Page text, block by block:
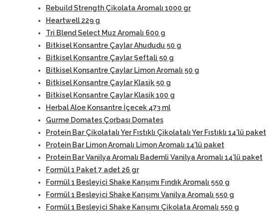
Rebuild Strength Çikolata Aromalı 1000 gr
Heartwell 229 g
Tri Blend Select Muz Aromalı 600 g
Bitkisel Konsantre Çaylar Ahududu 50 g
Bitkisel Konsantre Çaylar Şeftali 50 g
Bitkisel Konsantre Çaylar Limon Aromalı 50 g
Bitkisel Konsantre Çaylar Klasik 50 g
Bitkisel Konsantre Çaylar Klasik 100 g
Herbal Aloe Konsantre İçecek 473 ml
Gurme Domates Çorbası Domates
Protein Bar Çikolatalı Yer Fıstıklı Çikolatalı Yer Fıstıklı 14’lü paket
Protein Bar Limon Aromalı Limon Aromalı 14’lü paket
Protein Bar Vanilya Aromalı Bademli Vanilya Aromalı 14’lü paket
Formül 1 Paket 7 adet 26 gr
Formül 1 Besleyici Shake Karışımı Fındık Aromalı 550 g
Formül 1 Besleyici Shake Karışımı Vanilya Aromalı 550 g
Formül 1 Besleyici Shake Karışımı Çikolata Aromalı 550 g